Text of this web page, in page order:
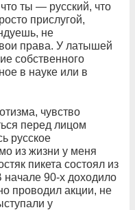
ты — русский, что
прислугой,
не
права. У латышей
собственного
в науке или в
чувство
перед лицом
русское
из жизни у меня
пикета состоял из
начале 90-х доходило
проводил акции, не
у